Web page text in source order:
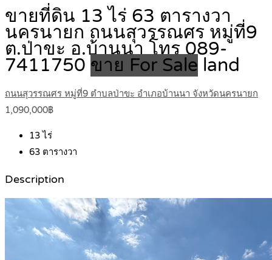
ขายที่ดิน 13 ไร่ 63 ตารางวา
นครนายก ถนนสุวรรณศร หมู่ที่9
ต.ป่าขะ อ.บ้านนา โทร 089-
7411750 ขาย For Sale land
ถนนสุวรรณศร หมู่ที่9 ตำบลป่าขะ อำเภอบ้านนา จังหวัดนครนายก
1,090,000฿
13ไร่
63 ตารางวา
Description